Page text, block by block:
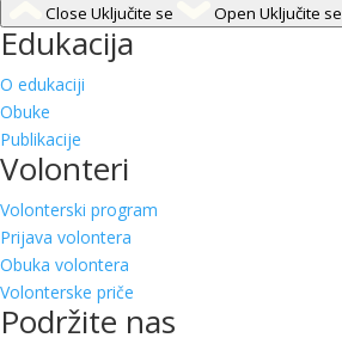
Close Uključite se Open Uključite se
Edukacija
O edukaciji
Obuke
Publikacije
Volonteri
Volonterski program
Prijava volontera
Obuka volontera
Volonterske priče
Podržite nas